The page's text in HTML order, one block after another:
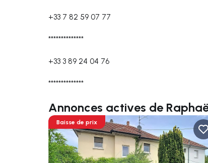
+33 7 82 59 07 77
**************
+33 3 89 24 04 76
**************
Annonces actives de
Baisse de prix